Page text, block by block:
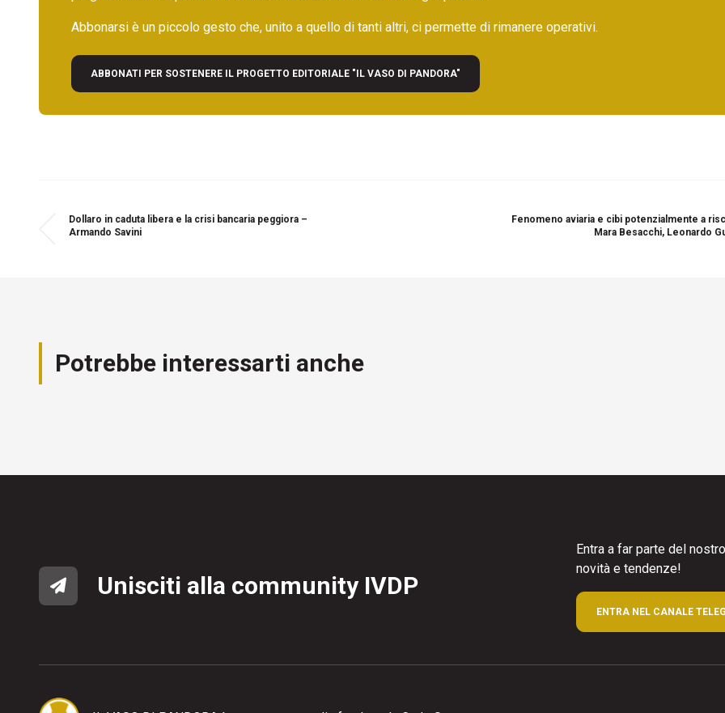
Abbonarsi è un piccolo gesto che, unito a quello di tanti altri, ci permette di rimanere operativi.
ABBONATI PER SOSTENERE IL PROGETTO EDITORIALE "IL VASO DI PANDORA"
Dollaro in caduta libera e la crisi bancaria peggiora –
Armando Savini
Fenomeno aviaria e cibi potenzialmente a
Mara Besacchi, Leonardo
Potrebbe interessarti anche
Unisciti alla community IVDP
Entra a far parte del
novità e tendenze!
ENTRA NEL CANALE